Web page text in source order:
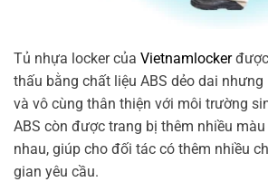
Tủ nhựa locker của Vietnamlockerđược
thấu bằng chất liệu ABS dẻo dai nhưng
và vô cùng thân thiện với môi trường
ABS còn được trang bị thêm nhiều
nhau, giúp cho đối tác có thêm nhiều
gian yêu cầu.